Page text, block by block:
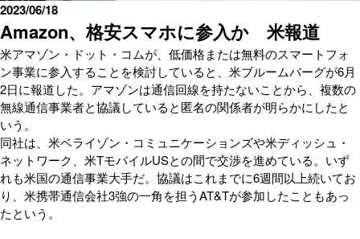
Amazon、格安スマホに参入か 米報道
2023/06/18
米アマゾン・ドット・コムが、低価格または無料のスマートフォ
ン事業に参入することを検討していると、米ブルームバーグが6月
2日に報道した。アマゾンは通信回線を持たないことから、複数の
無線通信事業者と協議していると匿名の関係者が明らかにしたと
いう。
同社は、米ベライゾン・コミュニケーションズや米ディッシュ・
ネットワーク、米TモバイルUSとの間で交渉を進めている。いず
れも米国の通信事業大手だ。協議はこれまでに6週間以上続いてお
り、米携帯通信会社3強の一角を担うAT&Tが参加したこともあっ
たという。